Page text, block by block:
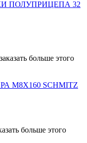
ПОЛУПРИЦЕПА 32
больше этого
М8Х160 SCHMITZ
больше этого